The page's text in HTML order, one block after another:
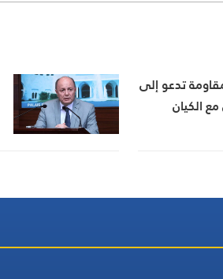
تدعو إلى
الكيان